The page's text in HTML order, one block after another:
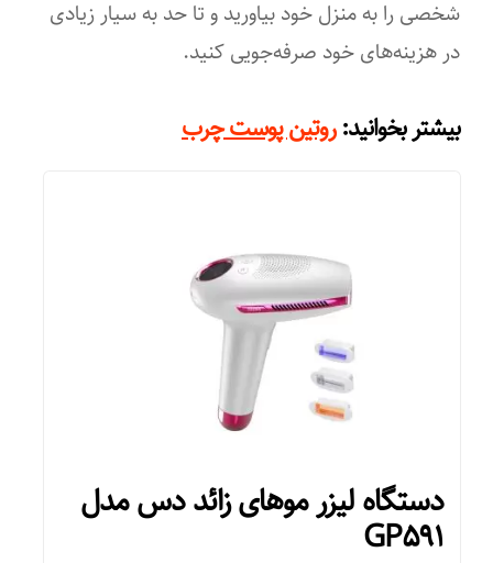
شخصی را به منزل خود بیاورید و تا حد به سیار زیادی
در هزینه‌های خود صرفه‌جویی کنید.
بیشتر بخوانید: روتین پوست چرب
دستگاه لیزر موهای زائد دس مدل
GP۵۹۱